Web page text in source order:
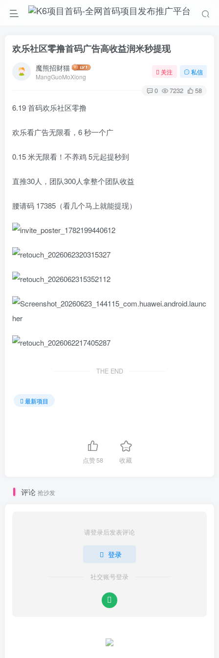
欢乐社区零撸首码广告高收益润米秒提现
魔熊招财猫
MangGuoMoXiong
关注 私信
0 7232 58
6.19 首码欢乐社区零撸
欢乐看广告无限看，6 秒一个广
0.15 米无限看！不养鸡 5元起提秒到
直推30人，团队300人拿整个团队收益
腰请码 17385（看几个马上就能提现）
THE END
最新项目
点赞58 收藏
评论 抢沙发
请登录后发表评论
登录
社交账号登录